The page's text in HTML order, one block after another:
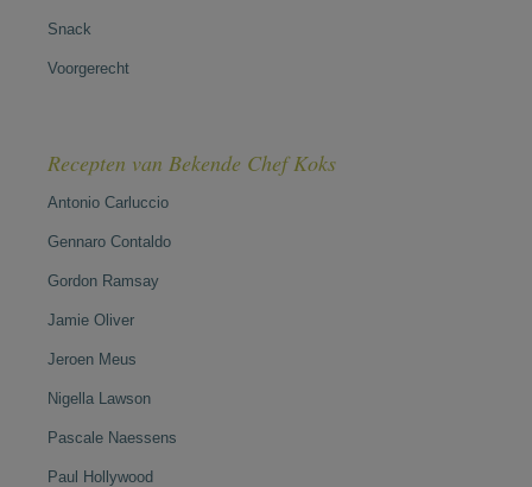
Snack
Voorgerecht
Recepten van Bekende Chef Koks
Antonio Carluccio
Gennaro Contaldo
Gordon Ramsay
Jamie Oliver
Jeroen Meus
Nigella Lawson
Pascale Naessens
Paul Hollywood